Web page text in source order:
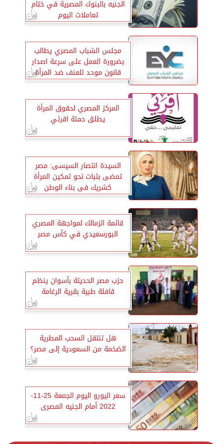
الجنيه بالبنوك المصرية في ختام
تعاملات اليوم
مجلس الشباب المصري يطالب
بضرورة العمل على سرعة اصدار
قانون موحد للعنف ضد المرأة
المركز المصري لحقوق المرأة
يطلق حملة اقرئي
السيدة انتصار السيسى: مصر
تمضى بثبات نحو تمكین المرأة
كشریك فى بناء الوطن
قائمة الزمالك لمواجهة المصري
البورسعيدي في كأس مصر
حزب مصر الحديثة بأسوان ينظم
قافلة طبية بقرية الرغامة
هل تنتقل السحب المطرية
الضخمة من السعودية إلى مصر؟
سعر اليورو اليوم الجمعة 25-11-
2022 أمام الجنيه المصرى